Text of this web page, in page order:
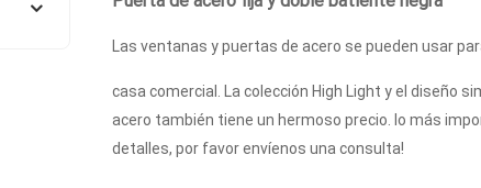
Las ventanas y puertas de acero se pueden usar
casa comercial. La colección High Light y el diseño
acero también tiene un hermoso precio. lo más
detalles, por favor envíenos una consulta!